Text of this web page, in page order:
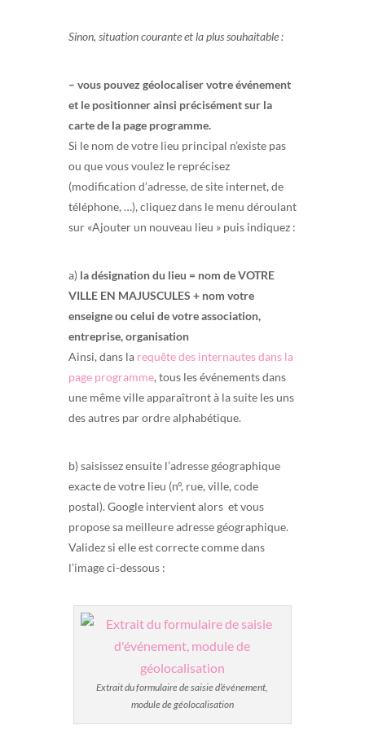
Sinon, situation courante et la plus souhaitable :
– vous pouvez géolocaliser votre événement
et le positionner ainsi précisément sur la
carte de la page programme.
Si le nom de votre lieu principal n’existe pas
ou que vous voulez le reprécisez
(modification d’adresse, de site internet, de
téléphone, …), cliquez dans le menu déroulant
sur «Ajouter un nouveau lieu » puis indiquez :
a) la désignation du lieu = nom de VOTRE
VILLE EN MAJUSCULES + nom votre
enseigne ou celui de votre association,
entreprise, organisation
Ainsi, dans la requête des internautes dans la
page programme, tous les événements dans
une même ville apparaîtront à la suite les uns
des autres par ordre alphabétique.
b) saisissez ensuite l’adresse géographique
exacte de votre lieu (n°, rue, ville, code
postal). Google intervient alors et vous
propose sa meilleure adresse géographique.
Validez si elle est correcte comme dans
l’image ci-dessous :
Extrait du formulaire de saisie d’événement,
module de géolocalisation